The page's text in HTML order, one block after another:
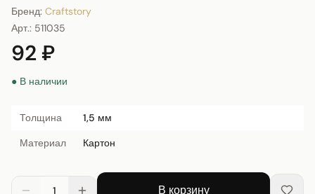
Бренд: Craftstory
Арт.: 511035
92 ₽
● В наличии
Толщина
1,5 мм
Материал
Картон
1 В корзину